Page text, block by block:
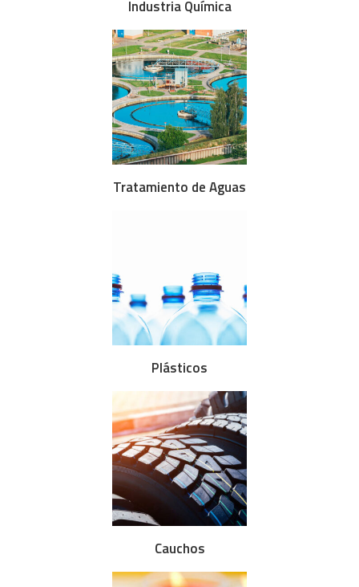
Industria Química
Tratamiento de Aguas
Plásticos
Cauchos